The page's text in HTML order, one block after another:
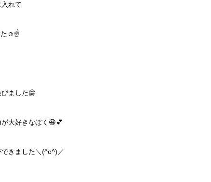
れて
た☺️☝️
ました🤗
大好きなぼく😆💕
できました＼(^o^)／